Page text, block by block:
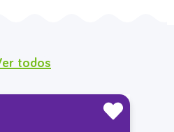
todos